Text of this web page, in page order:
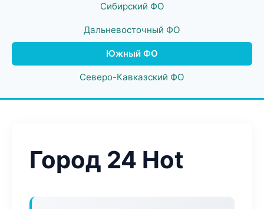
Сибирский ФО
Дальневосточный ФО
Южный ФО
Северо-Кавказский ФО
Город 24 Hot